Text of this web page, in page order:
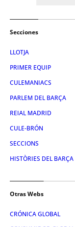
Secciones
LLOTJA
PRIMER EQUIP
CULEMANIACS
PARLEM DEL BARÇA
REIAL MADRID
CULE-BRÓN
SECCIONS
HISTÒRIES DEL BARÇA
Otras Webs
CRÓNICA GLOBAL